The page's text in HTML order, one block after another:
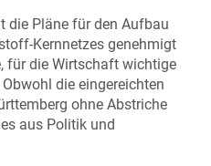
die Pläne für den Aufbau
Kernnetzes genehmigt
für die Wirtschaft wichtige
die eingereichten
ohne Abstriche
aus Politik und